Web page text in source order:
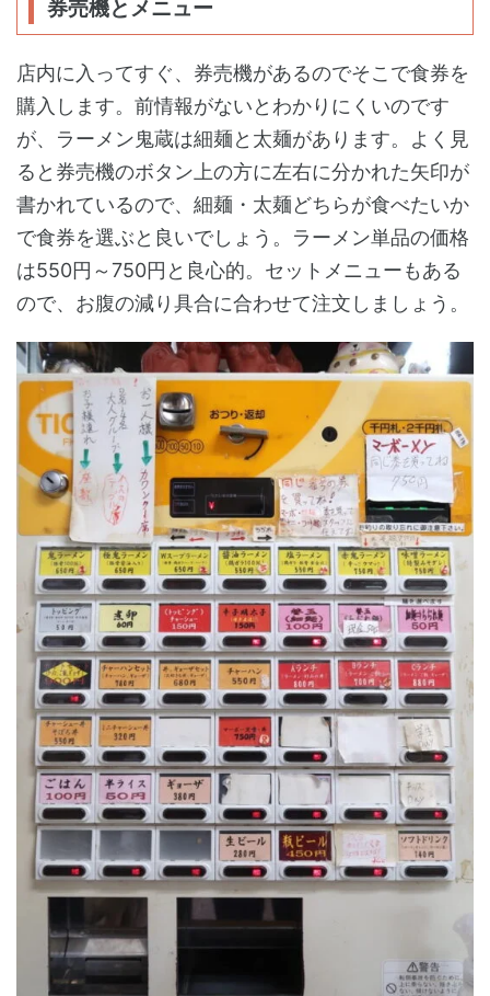
券売機とメニュー
店内に入ってすぐ、券売機があるのでそこで食券を
購入します。前情報がないとわかりにくいのです
が、ラーメン鬼蔵は細麺と太麺があります。よく見
ると券売機のボタン上の方に左右に分かれた矢印が
書かれているので、細麺・太麺どちらが食べたいか
で食券を選ぶと良いでしょう。ラーメン単品の価格
は550円～750円と良心的。セットメニューもある
ので、お腹の減り具合に合わせて注文しましょう。